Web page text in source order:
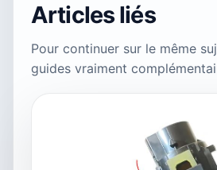
Articles liés
Pour continuer sur le même
guides vraiment